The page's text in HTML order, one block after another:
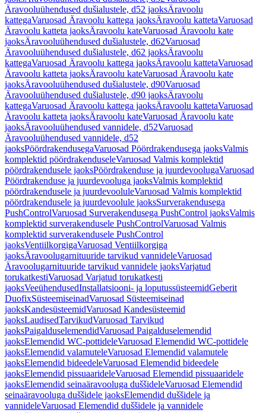
Äravooluühendused dušialustele, d52 jaoksÄravoolu
kattegaVaruosad Äravoolu kattega jaoksÄravoolu kattetaVaruosad
Äravoolu katteta jaoksÄravoolu kateVaruosad Äravoolu kate
jaoksÄravooluühendused dušialustele, d62Varuosad
Äravooluühendused dušialustele, d62 jaoksÄravoolu
kattegaVaruosad Äravoolu kattega jaoksÄravoolu kattetaVaruosad
Äravoolu katteta jaoksÄravoolu kateVaruosad Äravoolu kate
jaoksÄravooluühendused dušialustele, d90Varuosad
Äravooluühendused dušialustele, d90 jaoksÄravoolu
kattegaVaruosad Äravoolu kattega jaoksÄravoolu kattetaVaruosad
Äravoolu katteta jaoksÄravoolu kateVaruosad Äravoolu kate
jaoksÄravooluühendused vannidele, d52Varuosad
Äravooluühendused vannidele, d52
jaoksPöördrakendusegaVaruosad Pöördrakendusega jaoksValmis
komplektid pöördrakenduseleVaruosad Valmis komplektid
pöördrakendusele jaoksPöördrakenduse ja juurdevoolugaVaruosad
Pöördrakenduse ja juurdevooluga jaoksValmis komplektid
pöördrakendusele ja juurdevooluleVaruosad Valmis komplektid
pöördrakendusele ja juurdevoolule jaoksSurverakendusega
PushControlVaruosad Surverakendusega PushControl jaoksValmis
komplektid surverakendusele PushControlVaruosad Valmis
komplektid surverakendusele PushControl
jaoksVentiilkorgigaVaruosad Ventiilkorgiga
jaoksÄravoolugarnituuride tarvikud vannideleVaruosad
Äravoolugarnituuride tarvikud vannidele jaoksVarjatud
torukatkestiVaruosad Varjatud torukatkesti
jaoksVeeühendusedInstallatsiooni- ja loputussüsteemidGeberit
DuofixSüsteemiseinadVaruosad Süsteemiseinad
jaoksKandesüsteemidVaruosad Kandesüsteemid
jaoksLaudisedTarvikudVaruosad Tarvikud
jaoksPaigalduselemendidVaruosad Paigalduselemendid
jaoksElemendid WC-pottideleVaruosad Elemendid WC-pottidele
jaoksElemendid valamuteleVaruosad Elemendid valamutele
jaoksElemendid bideedeleVaruosad Elemendid bideedele
jaoksElemendid pissuaarideleVaruosad Elemendid pissuaaridele
jaoksElemendid seinaäravooluga duššideleVaruosad Elemendid
seinaäravooluga duššidele jaoksElemendid duššidele ja
vannideleVaruosad Elemendid duššidele ja vannidele